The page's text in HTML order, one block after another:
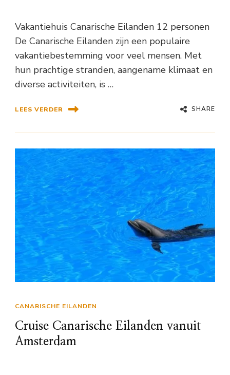
Vakantiehuis Canarische Eilanden 12 personen
De Canarische Eilanden zijn een populaire
vakantiebestemming voor veel mensen. Met
hun prachtige stranden, aangename klimaat en
diverse activiteiten, is …
LEES VERDER SHARE
CANARISCHE EILANDEN
Cruise Canarische Eilanden vanuit
Amsterdam